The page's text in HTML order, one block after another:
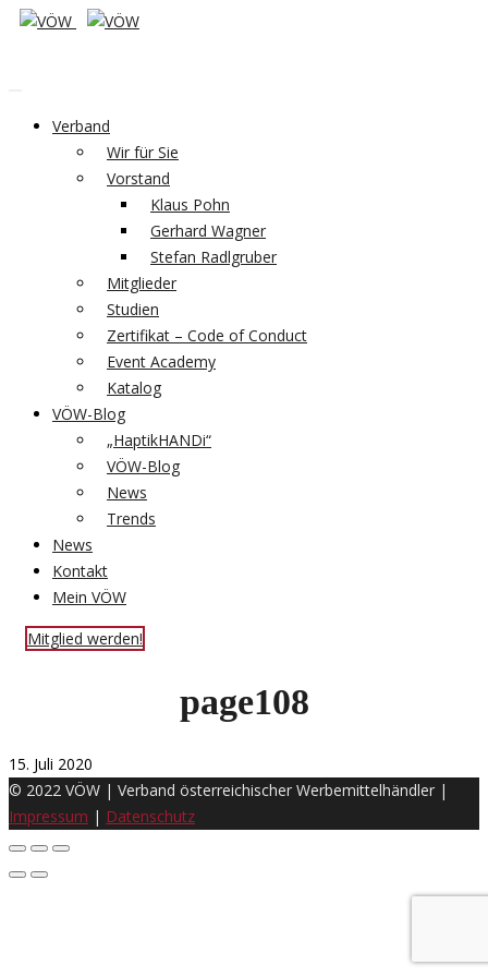
Verband
Wir für Sie
Vorstand
Klaus Pohn
Gerhard Wagner
Stefan Radlgruber
Mitglieder
Studien
Zertifikat – Code of Conduct
Event Academy
Katalog
VÖW-Blog
„HaptikHANDi“
VÖW-Blog
News
Trends
News
Kontakt
Mein VÖW
Mitglied werden!
page108
15. Juli 2020
© 2022 VÖW | Verband österreichischer Werbemittelhändler |
Impressum | Datenschutz